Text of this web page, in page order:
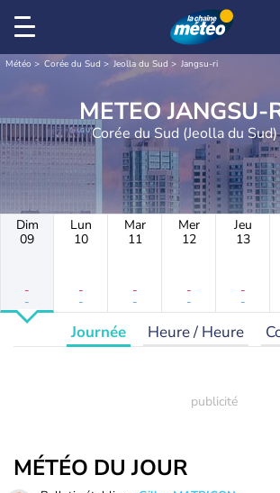
Météo Corée du Sud Jeolla du Sud Jangsu-ri
METEO
Corée du Sud (Jeolla du Sud)
Dim
09
-
-
Lun
10
-
-
Mar
11
-
-
Mer
12
-
-
Jeu
13
-
-
Journée Heure / Heure
MÉTÉO DU JOUR